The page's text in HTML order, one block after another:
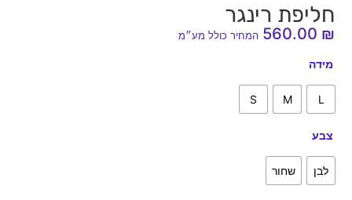
חליפת רינגר
560.00 ₪ המחיר כולל מע״מ
מידה
L
M
S
צבע
לבן שחור